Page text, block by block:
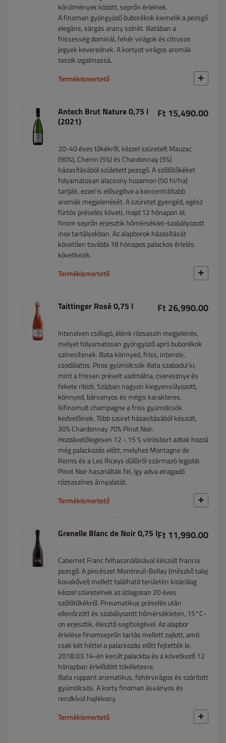
körülmények között, seprőn érlelnek.
A finoman gyöngyöző buborékok kiemelik a pezsgő
elegáns, sárgás arany színét. Illatában a
frissesség dominál, fehér virágok és citrusos
jegyek keverednek. A kortyot virágos aromák
teszik izgalmassá.
Termékismertető
Antech Brut Nature 0,75 l
(2021)
Ft 15,490.00
20-40 éves tőkékről, kézzel szüretelt Mauzac
(90%), Chenin (5%) és Chardonnay (5%)
házasításából született pezsgő. A szőlőtőkéket
folyamatosan alacsony hozamon (50 hl/ha)
tartják, ezzel is elősegítve a koncentráltabb
aromák megjelenését. A szüretet gyengéd, egész
fürtös préselés követi, majd 12 hónapon át
finom seprőn erjesztik hőmérséklet-szabályozott
inox tartályokban. Az alapborok házasítását
követően további 18 hónapos palackos érlelés
következik.
Termékismertető
Taittinger Rosé 0,75 l Ft 26,990.00
Intenzíven csillogó, élénk rózsaszín megjelenés,
melyet folyamatosan gyöngyöző apró buborékok
színesítenek. Illata könnyed, friss, intenzív,
csodálatos. Piros gyümölcsök illata szabadul ki,
mint a frissen préselt vadmálna, cseresznye és
fekete ribizli. Szájban nagyon kiegyensúlyozott,
könnyed, bársonyos és mégis karakteres.
Kifinomult champagne a friss gyümölcsök
kedvelőinek. Több szüret házasításából készült,
30% Chardonnay 70% Pinot Noir.
Hozzávetőlegesen 12 - 15 % vörösbort adtak hozzá
még palackozás előtt, melyhez Montagne de
Reims és a Les Riceys dűlőiről származó legjobb
Pinot Noir használták fel, így adva elragadó
rózsaszínes árnyalatát.
Termékismertető
Grenelle Blanc de Noir 0,75 lFt 11,990.00
Cabernet Franc felhasználásával készült francia
pezsgő. A pincészet Montreuil-Bellay (mészkő talaj
kovakővel) mellett található területén kizárólag
kézzel szüretelnek az átlagosan 20 éves
szőlőtőkékről. Pneumatikus préselés után
ellenőrzött és szabályozott hőmérsékleten, 15°C-
on erjesztik, élesztő segítségével. Az alapbor
érlelése finomseprőn tartás mellett zajlott, amit
csak két héttel a palackozás előtt fejtették le.
2018.03.14-én került palackba és a következő 12
hónapban érlelődött tökéletesre.
Illata roppant aromatikus, fehérvirágos és szárított
gyümölcsös. A korty finoman ásványos és
rendkívül hajlékony.
Termékismertető